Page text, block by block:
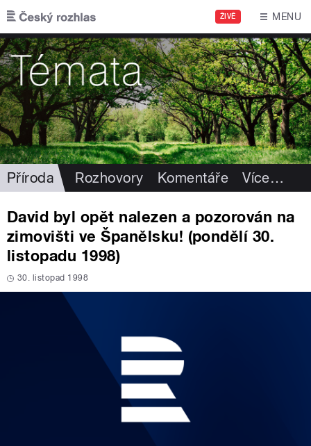
Přejít k hlavnímu obsahu
ŽIVĚ MENU
Příroda Rozhovory Komentáře Více…
David byl opět nalezen a pozorován na
zimovišti ve Španělsku! (pondělí 30.
listopadu 1998)
30. listopad 1998